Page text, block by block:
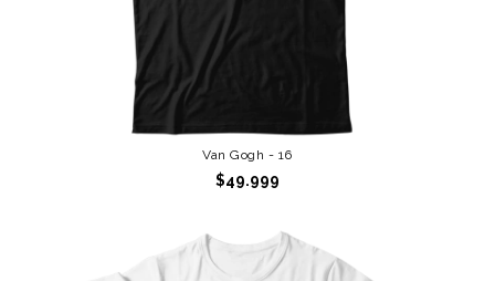
Van Gogh - 16
$49.999